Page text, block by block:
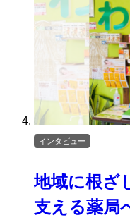
地域に根ざ
支える薬
インタビュー